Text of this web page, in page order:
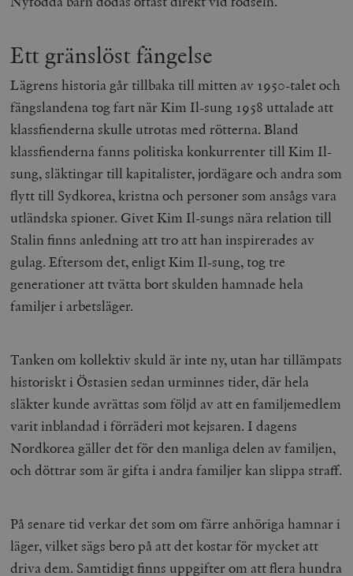
Ett gränslöst fängelse
Lägrens historia går tillbaka till mitten av 1950-talet och
fängslandena tog fart när Kim Il-sung 1958 uttalade att
klassfienderna skulle utrotas med rötterna. Bland
klassfienderna fanns politiska konkurrenter till Kim Il-
sung, släktingar till kapitalister, jordägare och andra som
flytt till Sydkorea, kristna och personer som ansågs vara
utländska spioner. Givet Kim Il-sungs nära relation till
Stalin finns anledning att tro att han inspirerades av
gulag. Eftersom det, enligt Kim Il-sung, tog tre
generationer att tvätta bort skulden hamnade hela
familjer i arbetsläger.
Tanken om kollektiv skuld är inte ny, utan har tillämpats
historiskt i Östasien sedan urminnes tider, där hela
släkter kunde avrättas som följd av att en familjemedlem
varit inblandad i förräderi mot kejsaren. I dagens
Nordkorea gäller det för den manliga delen av familjen,
och döttrar som är gifta i andra familjer kan slippa straff.
På senare tid verkar det som om färre anhöriga hamnar i
läger, vilket sägs bero på att det kostar för mycket att
driva dem. Samtidigt finns uppgifter om att flera hundra